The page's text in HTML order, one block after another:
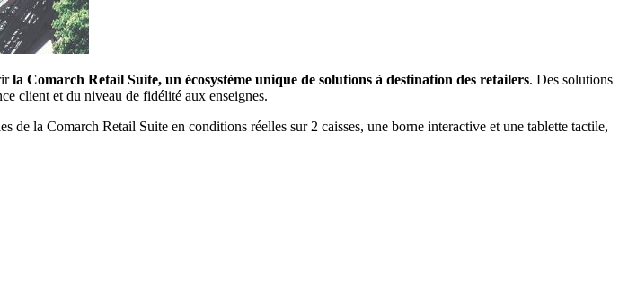
la Comarch Retail Suite, un écosystème unique de solutions à destination des retailers. Des solutions
client et du niveau de fidélité aux enseignes.
la Comarch Retail Suite en conditions réelles sur 2 caisses, une borne interactive et une tablette tactile,